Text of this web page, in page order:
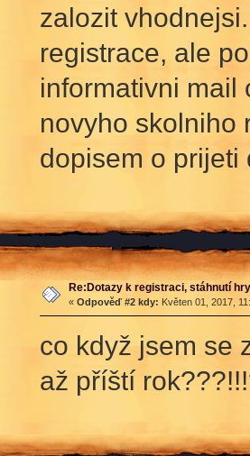
zalozit
registrace, ale
informativni mail
novyho skolniho
dopisem o
Re:Dotazy k registraci, stáhnutí
« Odpověď #2 kdy: Květen 01, 2017,
co když jsem se
až příští